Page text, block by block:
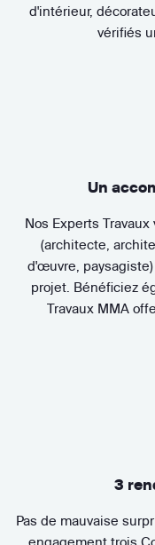
d'intérieur,
vérifiés
Un
Nos Experts
(architecte,
d'œuvre,
projet. Bénéficiez
Travaux MMA
3
Pas de mauvaise